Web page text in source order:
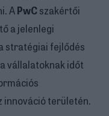
APwCszakértői
a jelenlegi
stratégiai fejlődés
vállalatoknak időt
innováció területén.